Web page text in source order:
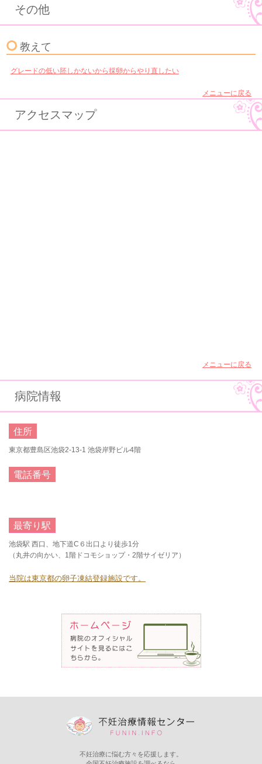
その他
教えて
グレードの低い胚しかないから採卵からやり直したい
メニューに戻る
アクセスマップ
メニューに戻る
病院情報
住所
東京都豊島区池袋2-13-1 池袋岸野ビル4階
電話番号
最寄り駅
池袋駅 西口、地下道C６出口より徒歩1分
（丸井の向かい、1階ドコモショップ・2階サイゼリア）
当院は東京都の卵子凍結登録施設です。
不妊治療に悩む方々を応援します。